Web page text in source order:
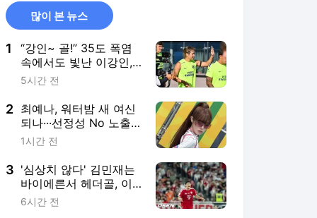
많이 본 뉴스
1
“강인~ 골!” 35도 폭염
속에서도 빛난 이강인,
아틀레티코 선수들과 완
쎈 현장]
5시간 전
2 최예나, 워터밤 새 여신
되나···선정성 No 노출
No 오로지 콘셉트로 승
1시간 전
3 '심상치 않다' 김민재는
바이에른서 헤더골, 이
한범은 데뷔전 MOM...
6시간 전